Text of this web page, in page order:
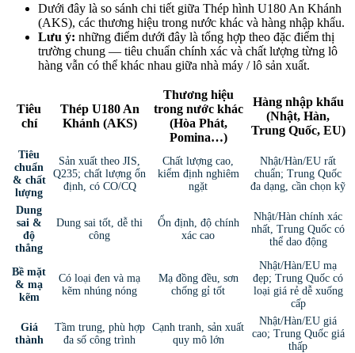
Dưới đây là so sánh chi tiết giữa Thép hình U180 An Khánh
(AKS), các thương hiệu trong nước khác và hàng nhập khẩu.
Lưu ý: những điểm dưới đây là tổng hợp theo đặc điểm thị
trường chung — tiêu chuẩn chính xác và chất lượng từng lô
hàng vẫn có thể khác nhau giữa nhà máy / lô sản xuất.
Tiêu
chí
Thép U180 An
Khánh (AKS)
Thương hiệu
trong nước khác
(Hòa Phát,
Pomina…)
Hàng nhập khẩu
(Nhật, Hàn,
Trung Quốc, EU)
Tiêu
chuẩn
& chất
lượng
Sản xuất theo JIS,
Q235; chất lượng ổn
định, có CO/CQ
Chất lượng cao,
kiểm định nghiêm
ngặt
Nhật/Hàn/EU rất
chuẩn; Trung Quốc
đa dạng, cần chọn kỹ
Dung
sai &
độ
thẳng
Dung sai tốt, dễ thi
công
Ổn định, độ chính
xác cao
Nhật/Hàn chính xác
nhất, Trung Quốc có
thể dao động
Bề mặt
& mạ
kẽm
Có loại đen và mạ
kẽm nhúng nóng
Mạ đồng đều, sơn
chống gỉ tốt
Nhật/Hàn/EU mạ
đẹp; Trung Quốc có
loại giá rẻ dễ xuống
cấp
Giá
thành
Tầm trung, phù hợp
đa số công trình
Cạnh tranh, sản xuất
quy mô lớn
Nhật/Hàn/EU giá
cao; Trung Quốc giá
thấp